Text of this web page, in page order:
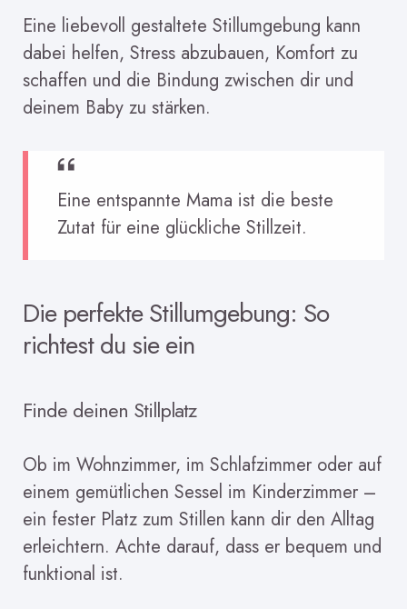
Eine liebevoll gestaltete Stillumgebung kann
dabei helfen, Stress abzubauen, Komfort zu
schaffen und die Bindung zwischen dir und
deinem Baby zu stärken.
Eine entspannte Mama ist die beste
Zutat für eine glückliche Stillzeit.
Die perfekte Stillumgebung: So
richtest du sie ein
Finde deinen Stillplatz
Ob im Wohnzimmer, im Schlafzimmer oder auf
einem gemütlichen Sessel im Kinderzimmer –
ein fester Platz zum Stillen kann dir den Alltag
erleichtern. Achte darauf, dass er bequem und
funktional ist.